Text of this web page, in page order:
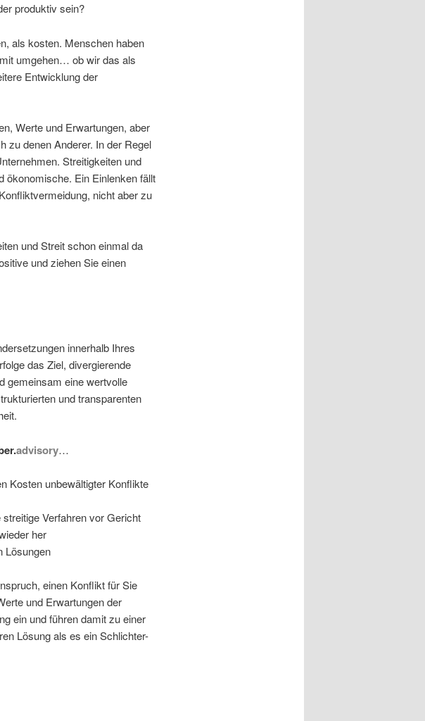
produktiv sein?
als kosten. Menschen haben
umgehen… ob wir das als
Entwicklung der
Werte und Erwartungen, aber
zu denen Anderer. In der Regel
Streitigkeiten und
ökonomische. Ein Einlenken fällt
nicht aber zu
und Streit schon einmal da
und ziehen Sie einen
innerhalb Ihres
das Ziel, divergierende
gemeinsam eine wertvolle
und transparenten
advisory…
Kosten unbewältigter Konflikte
Verfahren vor Gericht
her
Lösungen
einen Konflikt für Sie
und Erwartungen der
ein und führen damit zu einer
Lösung als es ein Schlichter-